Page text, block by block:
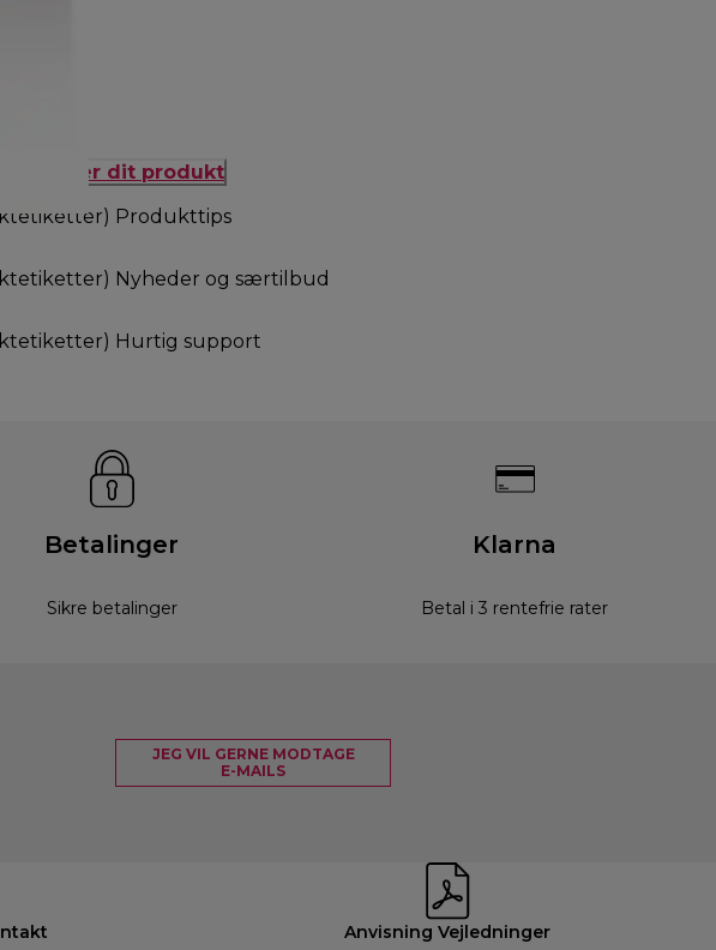
Registrer dit produkt
Produkttips
Nyheder og særtilbud
Hurtig support
Betalinger
Sikre betalinger
Klarna
Betal i 3 rentefrie rater
JEG VIL GERNE MODTAGE
E-MAILS
Anvisning Vejledninger